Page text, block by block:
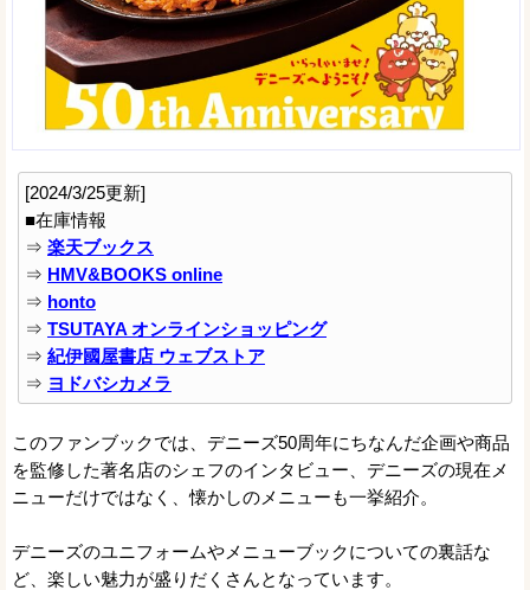
[2024/3/25更新]
■在庫情報
⇒ 楽天ブックス
⇒ HMV&BOOKS online
⇒ honto
⇒ TSUTAYA オンラインショッピング
⇒ 紀伊國屋書店 ウェブストア
⇒ ヨドバシカメラ
このファンブックでは、デニーズ50周年にちなんだ企画や商品
を監修した著名店のシェフのインタビュー、デニーズの現在メ
ニューだけではなく、懐かしのメニューも一挙紹介。
デニーズのユニフォームやメニューブックについての裏話な
ど、楽しい魅力が盛りだくさんとなっています。